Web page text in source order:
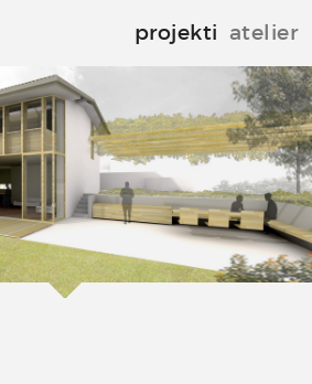
projekti atelier